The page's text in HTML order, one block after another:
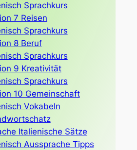
Sprachkurs
7 Reisen
Sprachkurs
8 Beruf
Sprachkurs
9 Kreativität
Sprachkurs
10 Gemeinschaft
Vokabeln
Italienische Sätze
Aussprache Tipps